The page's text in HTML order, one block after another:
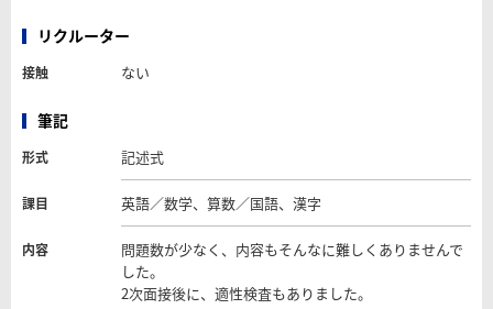
リクルーター
接触 ない
筆記
形式 記述式
課目 英語／数学、算数／国語、漢字
内容
問題数が少なく、内容もそんなに難しくありませんで
した。
2次面接後に、適性検査もありました。